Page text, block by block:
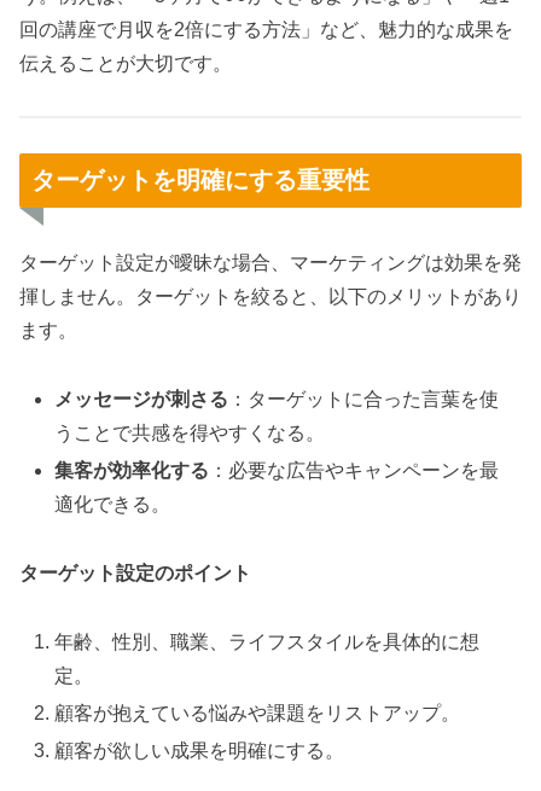
回の講座で月収を2倍にする方法」など、魅力的な成果を
伝えることが大切です。
ターゲットを明確にする重要性
ターゲット設定が曖昧な場合、マーケティングは効果を発
揮しません。ターゲットを絞ると、以下のメリットがあり
ます。
メッセージが刺さる ：ターゲットに合った言葉を使
うことで共感を得やすくなる。
集客が効率化する ：必要な広告やキャンペーンを最
適化できる。
ターゲット設定のポイント
年齢、性別、職業、ライフスタイルを具体的に想
定。
顧客が抱えている悩みや課題をリストアップ。
顧客が欲しい成果を明確にする。